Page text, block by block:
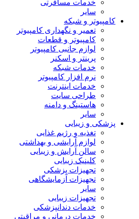
خدمات مسافرتی
سایر
کامپیوتر و شبکه
تعمیر و نگهداری کامپیوتر
کامپیوتر و قطعات
لوازم جانبی کامپیوتر
پرینتر و اسکنر
خدمات شبکه
نرم افزار کامپیوتر
خدمات اینترنت
طراحی سایت
هاستینگ و دامنه
سایر
پزشکی و زیبایی
تغذیه و رژیم غذایی
لوازم آرایشی و بهداشتی
سالن آرایش و زیبایی
کلینیک زیبایی
تجهیزات پزشکی
تجهیزات آزمایشگاهی
سایر
تجهیزات زیبایی
خدمات دندانپزشکی
خدمات درمانی و مراقبتی